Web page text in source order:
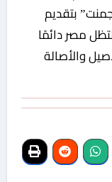
بتقديم
مصر دائمًا
والأصالة